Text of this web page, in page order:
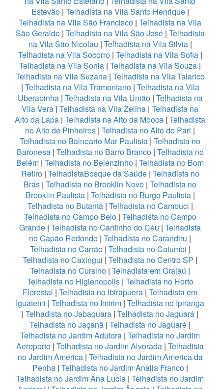
Estevão| Telhadista na Vila Santo Henrique|
Telhadista na Vila São Francisco | Telhadista na Vila
São Geraldo| Telhadista na Vila São José| Telhadista
na Vila São Nicolau | Telhadista na Vila Silvia|
Telhadista na Vila Socorro| Telhadista na Vila Sofia|
Telhadista na Vila Sonia | Telhadista na Vila Souza |
Telhadista na Vila Suzana| Telhadista na Vila Talarico
| Telhadista na Vila Tramontano| Telhadista na Vila
Uberabinha| Telhadista na Vila União| Telhadista na
Vila Vera | Telhadista na Vila Zelina | Telhadista na
Alto da Lapa | Telhadista na Alto da Mooca | Telhadista
no Alto de Pinheiros | Telhadista no Alto do Pari |
Telhadista no Balneario Mar Paulista | Telhadista no
Baronesa| Telhadista no Barro Branco| Telhadista no
Belém | Telhadista no Belenzinho | Telhadista no Bom
Retiro| TelhadistaBosque da Saúde| Telhadista no
Brás | Telhadista no Brooklin Novo | Telhadista no
Brooklin Paulista| Telhadista no Burgo Paulista|
Telhadista no Butantã| Telhadista no Cambuci |
Telhadista no Campo Belo| Telhadista no Campo
Grande | Telhadista no Cantinho do Céu | Telhadista
no Capão Redondo | Telhadista no Carandiru |
Telhadista no Carrão| Telhadista no Catumbi |
Telhadista no Caxingui | Telhadista no Centro SP |
Telhadista no Cursino | Telhadista em Grajaú |
Telhadista no Higienopolis| Telhadista no Horto
Florestal | Telhadista no Ibirapuera | Telhadista em
Iguatemi | Telhadista no Imirim | Telhadista no Ipiranga
| Telhadista no Jabaquara | Telhadista no Jaguará |
Telhadista no Jaçanã | Telhadista no Jaguaré |
Telhadista no Jardim Adutora | Telhadista no Jardim
Aeroporto | Telhadista no Jardim Alvorada | Telhadista
no Jardim America| Telhadista no Jardim America da
Penha| Telhadista no Jardim Analia Franco|
Telhadista no Jardim Ana Lucia | Telhadista no Jardim